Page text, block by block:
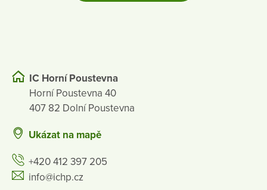
IC Horní Poustevna
Horní Poustevna 40
407 82 Dolní Poustevna
Ukázat na mapě
+420 412 397 205
info@ichp.cz